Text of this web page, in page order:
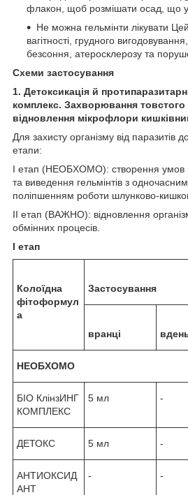
флакон, щоб розмішати осад, що
Не можна гельмінти лікувати
вагітності, грудного
безсоння, атеросклерозу та
Схеми застосування
1. Детоксикація й
комплекс. Захворювання товстого
відновлення мікрофлори
Для захисту організму від паразитів
етапи:
I етап (НЕОБХОМО): створення умов в
та виведення гельмінтів з
поліпшенням роботи шлунково-
II етап (ВАЖНО): відновлення
обмінних процесів.
І етап
Колоїдна
фітоформул
а
Застосування
вранці
НЕОБХОМО
БІО КлінзИНГ
КОМПЛЕКС
5 мл -
ДЕТОКС 5 мл -
АНТИОКСИД
АНТ
- -